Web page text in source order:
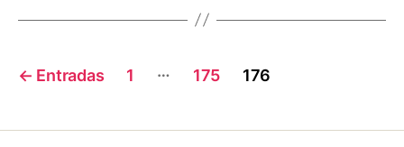
Navegación
← Entradas 1 … 175 176